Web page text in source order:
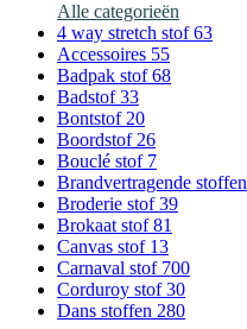
Alle categorieën
4 way stretch stof 63
Accessoires 55
Badpak stof 68
Badstof 33
Bontstof 20
Boordstof 26
Bouclé stof 7
Brandvertragende stoffen
Broderie stof 39
Brokaat stof 81
Canvas stof 13
Carnaval stof 700
Corduroy stof 30
Dans stoffen 280